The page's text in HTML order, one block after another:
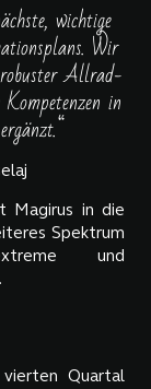
wichtige
Wir
Allrad-
in
Magirus in die
Spektrum
und
Quartal